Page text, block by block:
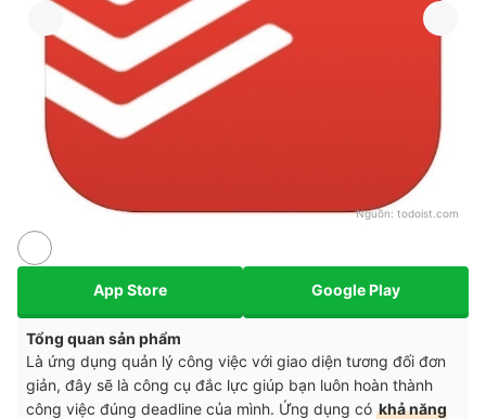
Nguồn: todoist.com
App Store Google Play
Tổng quan sản phẩm
Là ứng dụng quản lý công việc với giao diện tương đối đơn
giản, đây sẽ là công cụ đắc lực giúp bạn luôn hoàn thành
công việc đúng deadline của mình. Ứng dụng có khả năng